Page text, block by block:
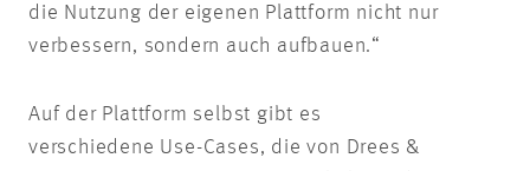
die Nutzung der eigenen Plattform nicht nur
verbessern, sondern auch aufbauen.“
Auf der Plattform selbst gibt es
verschiedene Use-Cases, die von Drees &